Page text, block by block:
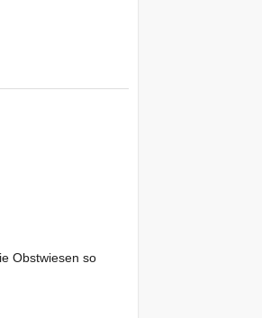
Obstwiesen so